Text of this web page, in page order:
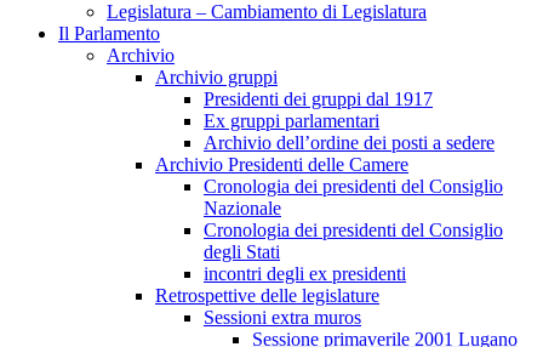
Legislatura – Cambiamento di Legislatura
Il Parlamento
Archivio
Archivio gruppi
Presidenti dei gruppi dal 1917
Ex gruppi parlamentari
Archivio dell’ordine dei posti a sedere
Archivio Presidenti delle Camere
Cronologia dei presidenti del Consiglio
Nazionale
Cronologia dei presidenti del Consiglio
degli Stati
incontri degli ex presidenti
Retrospettive delle legislature
Sessioni extra muros
Sessione primaverile 2001 Lugano